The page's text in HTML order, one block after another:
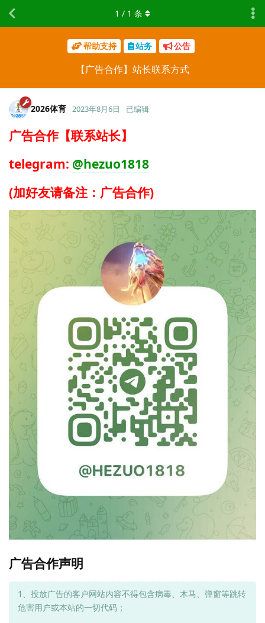
帮助支持 站务 公告
【广告合作】站长联系方式
1 / 1 条
2026体育 2023年8月6日 已编辑
广告合作【联系站长】
telegram: @hezuo1818
(加好友请备注：广告合作)
广告合作声明
1、投放广告的客户网站内容不得包含病毒、木马、弹窗等跳转
危害用户或本站的一切代码；